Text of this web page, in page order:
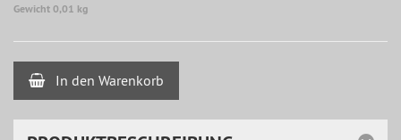
Gewicht 0,01 kg
In den Warenkorb